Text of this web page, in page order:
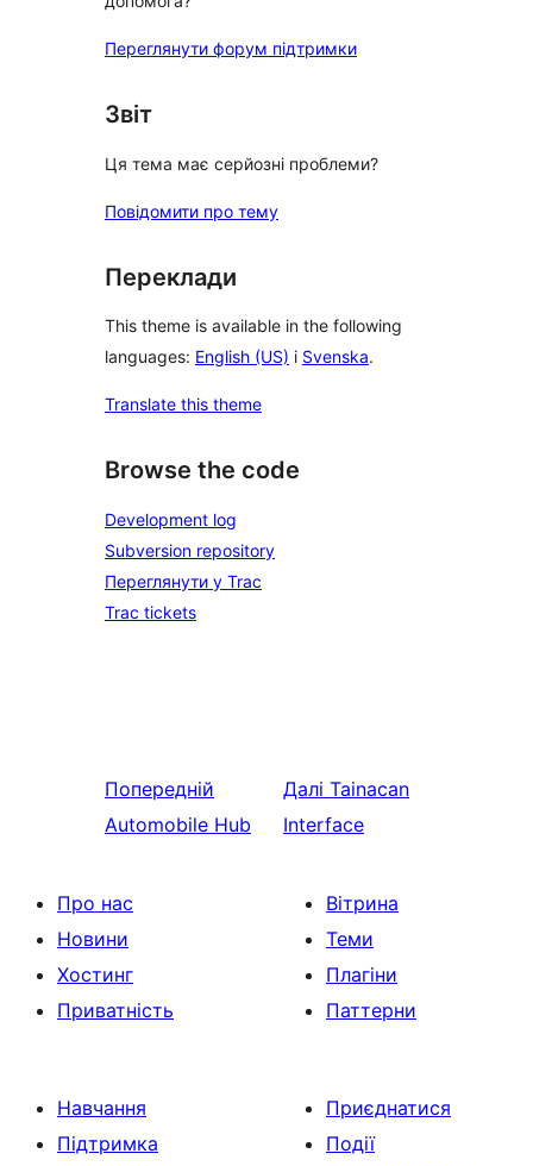
Переглянути форум підтримки
Звіт
Ця тема має серйозні проблеми?
Повідомити про тему
Переклади
This theme is available in the following
languages: English (US) і Svenska.
Translate this theme
Browse the code
Development log
Subversion repository
Переглянути у Trac
Trac tickets
Попередній
Automobile Hub
Далі Tainacan
Interface
Про нас
Новини
Хостинг
Приватність
Вітрина
Теми
Плагіни
Паттерни
Навчання
Підтримка
Приєднатися
Події